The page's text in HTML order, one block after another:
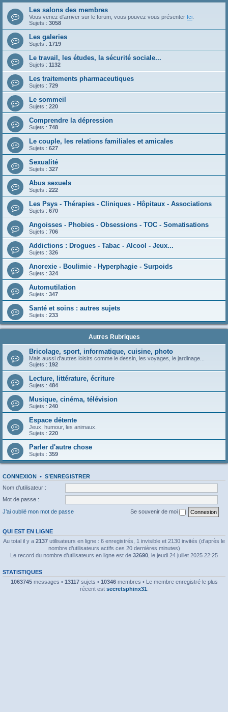
Les salons des membres
Vous venez d'arriver sur le forum, vous pouvez vous présenter Ici
Sujets : 3058
Les galeries
Sujets : 1719
Le travail, les études, la sécurité sociale...
Sujets : 1132
Les traitements pharmaceutiques
Sujets : 729
Le sommeil
Sujets : 220
Comprendre la dépression
Sujets : 748
Le couple, les relations familiales et amicales
Sujets : 627
Sexualité
Sujets : 327
Abus sexuels
Sujets : 222
Les Psys - Thérapies - Cliniques - Hôpitaux - Associations
Sujets : 670
Angoisses - Phobies - Obsessions - TOC - Somatisations
Sujets : 706
Addictions : Drogues - Tabac - Alcool - Jeux...
Sujets : 326
Anorexie - Boulimie - Hyperphagie - Surpoids
Sujets : 324
Automutilation
Sujets : 347
Santé et soins : autres sujets
Sujets : 233
Autres Rubriques
Bricolage, sport, informatique, cuisine, photo
Mais aussi d'autres loisirs comme le dessin, les voyages, le jardinage...
Sujets : 192
Lecture, littérature, écriture
Sujets : 484
Musique, cinéma, télévision
Sujets : 240
Espace détente
Jeux, humour, les animaux.
Sujets : 220
Parler d'autre chose
Sujets : 359
CONNEXION • S’ENREGISTRER
Nom d’utilisateur :
Mot de passe :
J’ai oublié mon mot de passe
Se souvenir de moi
QUI EST EN LIGNE
Au total il y a 2137 utilisateurs en ligne : 6 enregistrés, 1 invisible et 2130 invités (d’après le
nombre d’utilisateurs actifs ces 20 dernières minutes)
Le record du nombre d’utilisateurs en ligne est de 32690 , le jeudi 24 juillet 2025 22:25
STATISTIQUES
1063745messages • 13117sujets • 10346membres • Le membre enregistré le plus
récent est secretsphinx31